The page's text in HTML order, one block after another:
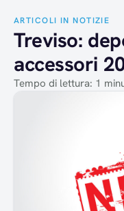
ARTICOLI IN NOTIZIE
Treviso:
accessori
Tempo di lettura: 1